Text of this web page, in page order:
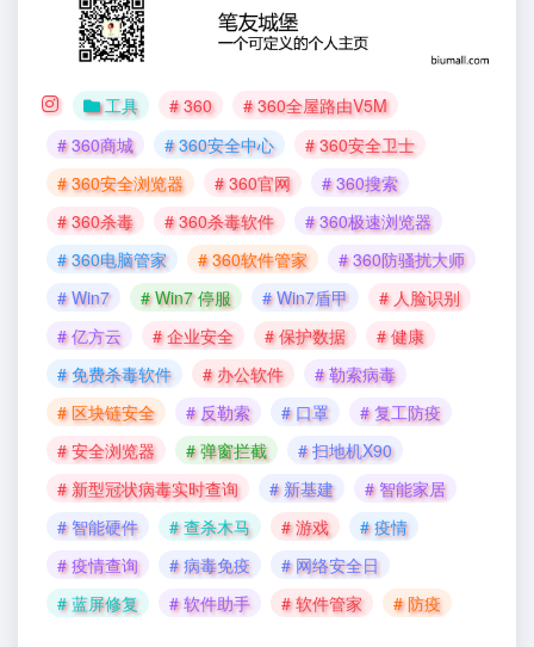
工具 # 360
# 360全屋路由V5M
# 360商城
# 360安全中心
# 360安全卫士
# 360安全浏览器
# 360官网
# 360搜索
# 360杀毒
# 360杀毒软件
# 360极速浏览器
# 360电脑管家
# 360软件管家
# 360防骚扰大师
# Win7
# Win7 停服 # Win7盾甲
# 人脸识别
# 亿方云
# 企业安全 # 保护数据
# 健康
# 免费杀毒软件
# 办公软件
# 勒索病毒
# 区块链安全
# 反勒索 # 口罩
# 复工防疫
# 安全浏览器
# 弹窗拦截
# 扫地机X90
# 新型冠状病毒实时查询
# 新基建
# 智能家居
# 智能硬件
# 查杀木马 # 游戏
# 疫情
# 疫情查询
# 病毒免疫
# 网络安全日
# 蓝屏修复
# 软件助手 # 软件管家 # 防疫